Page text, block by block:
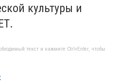
культуры и
текст и нажмите Ctrl+Enter, чтобы